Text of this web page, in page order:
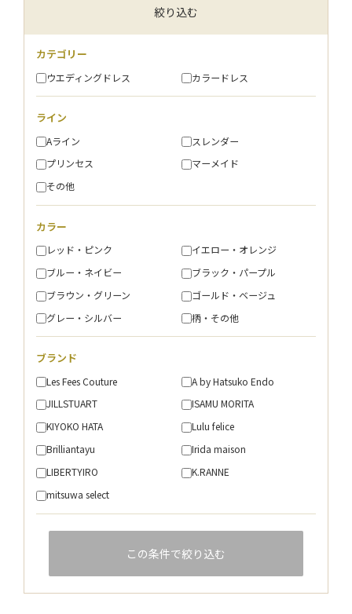
絞り込む
カテゴリー
ウエディングドレス カラードレス
ライン
Aライン
スレンダー
プリンセス
マーメイド
その他
カラー
レッド・ピンク
イエロー・オレンジ
ブルー・ネイビー
ブラック・パープル
ブラウン・グリーン
ゴールド・ベージュ
グレー・シルバー
柄・その他
ブランド
Les Fees Couture
A by Hatsuko Endo
JILLSTUART
ISAMU MORITA
KIYOKO HATA
Lulu felice
Brilliantayu
Irida maison
LIBERTYIRO
K.RANNE
mitsuwa select
この条件で絞り込む